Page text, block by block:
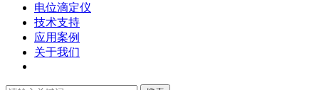
电位滴定仪
技术支持
应用案例
关于我们